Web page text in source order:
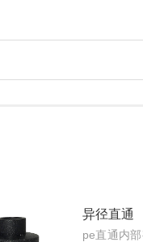
异径直通
pe直通内